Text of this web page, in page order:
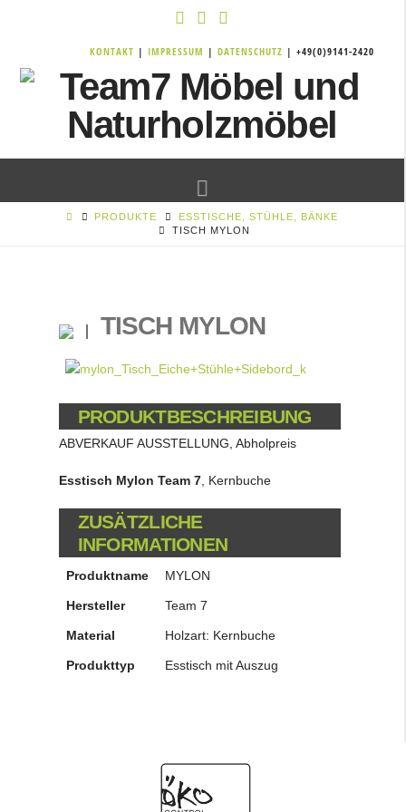
KONTAKT | IMPRESSUM | DATENSCHUTZ | +49(0)9141-2420
PRODUKTE
ESSTISCHE, STÜHLE, BÄNKE
TISCH MYLON
TISCH MYLON
PRODUKTBESCHREIBUNG
ABVERKAUF AUSSTELLUNG, Abholpreis
Esstisch Mylon Team 7, Kernbuche
ZUSÄTZLICHE
INFORMATIONEN
Produktname MYLON
Hersteller Team 7
Material Holzart: Kernbuche
Produkttyp Esstisch mit Auszug